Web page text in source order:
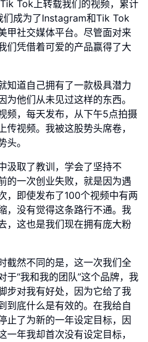
Tok上转载我们的视频，累计
们成为了Instagram和Tik Tok
甲社交媒体平台。尽管面对来
们凭借着可爱的产品赢得了大
知道自己拥有了一款极具潜力
为他们从未见过这样的东西。
频，每天发布，从下午5点拍摄
传视频。我被这股势头席卷，
。
汲取了教训，学会了坚持不
的一次创业失败，就是因为遇
，即使发布了100个视频中有两
，没有觉得这条路行不通。我
，这也是我们现在拥有庞大粉
截然不同的是，这一次我们全
于“我和我的团队”这个品牌，我
步对我有好处，因为它给了我
到底什么是有效的。在我给自
止了为新的一年设定目标，因
一年我却首次没有设定目标，